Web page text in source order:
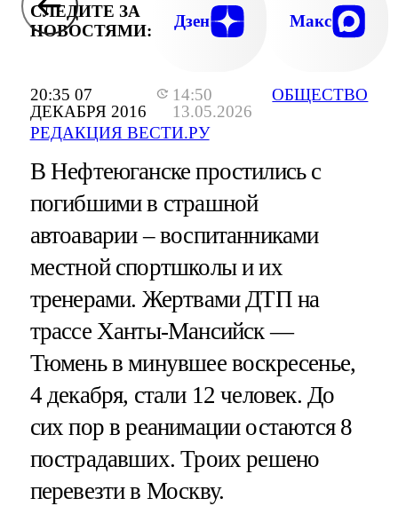
20:35 07
ДЕКАБРЯ 2016
14:50
13.05.2026
РЕДАКЦИЯ ВЕСТИ.РУ
ОБЩЕСТВО
СЛЕДИТЕ ЗА
НОВОСТЯМИ:
Дзен Макс
В Нефтеюганске простились с
погибшими в страшной
автоаварии – воспитанниками
местной спортшколы и их
тренерами. Жертвами ДТП на
трассе Ханты-Мансийск —
Тюмень в минувшее воскресенье,
4 декабря, стали 12 человек. До
сих пор в реанимации остаются 8
пострадавших. Троих решено
перевезти в Москву.